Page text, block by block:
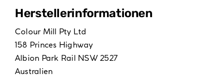
Hersteller­informationen
Colour Mill Pty Ltd
158 Princes Highway
Albion Park Rail NSW 2527
Australien